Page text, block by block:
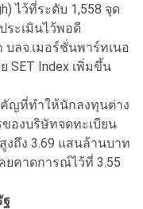
ไว้ที่ระดับ 1,558 จุด
ระเมินไว้พอดี
บลจ.เมอร์ชั่นพาร์ทเนอ
SET Index เพิ่มขึ้น
ญที่ทำให้นักลงทุนต่าง
องบริษัทจดทะเบียน
งถึง 3.69 แสนล้านบาท
ยคาดการณ์ไว้ที่ 3.55
ฐ